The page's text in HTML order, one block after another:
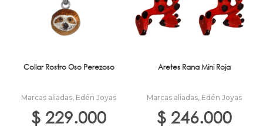
Collar Rostro Oso Perezoso
Marcas aliadas, Edén Joyas
$ 229.000
Aretes Rana Mini Roja
Marcas aliadas, Edén Joyas
$ 246.000